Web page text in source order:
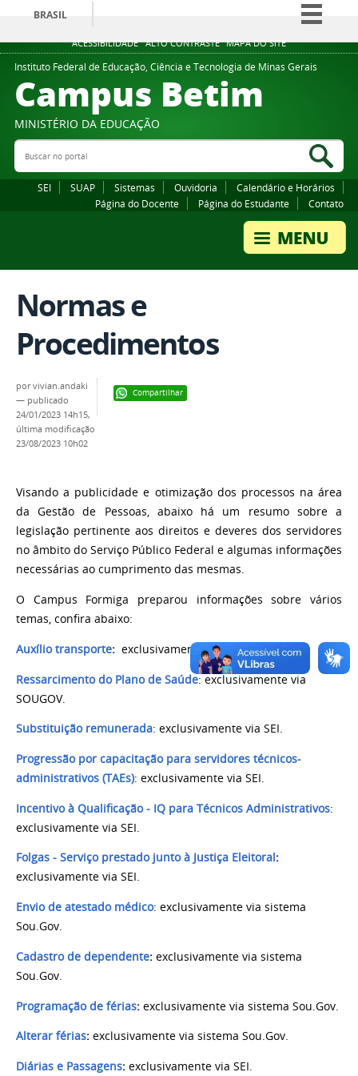
ACESSIBILIDADE ALTO CONTRASTE MAPA DO SITE
BRASIL
Simplifique!
Comunica BR
Participe
Legislação
Instituto Federal de Educação, Ciência e Tecnologia de Minas Gerais
Campus Betim
MINISTÉRIO DA EDUCAÇÃO
Buscar no portal
SEI SUAP Sistemas Ouvidoria
Calendário e Horários
Página do Docente
Página do Estudante Contato
Normas e
Procedimentos
Compartilhar
porvivian.andaki
— publicado
24/01/2023 14h15,
última modificação
23/08/2023 10h02
Visando a publicidade e otimização dos processos na área
da Gestão de Pessoas, abaixo há um resumo sobre a
legislação pertinente aos direitos e deveres dos servidores
no âmbito do Serviço Público Federal e algumas informações
necessárias ao cumprimento das mesmas.
O Campus Formiga preparou informações sobre vários
temas, confira abaixo:
Auxílio transporte: exclusivamente via SOUGOV.
Ressarcimento do Plano de Saúde: exclusivamente via
SOUGOV.
Substituição remunerada: exclusivamente via SEI.
Progressão por capacitação para servidores técnicos-
administrativos (TAEs): exclusivamente via SEI.
Incentivo à Qualificação - IQ para Técnicos Administrativos:
exclusivamente via SEI.
Folgas - Serviço prestado junto à Justiça Eleitoral :
exclusivamente via SEI.
Envio de atestado médico: exclusivamente via sistema
Sou.Gov.
Cadastro de dependente: exclusivamente via sistema
Sou.Gov.
Programação de férias: exclusivamente via sistema Sou.Gov.
Alterar férias: exclusivamente via sistema Sou.Gov.
Diárias e Passagens: exclusivamente via SEI.